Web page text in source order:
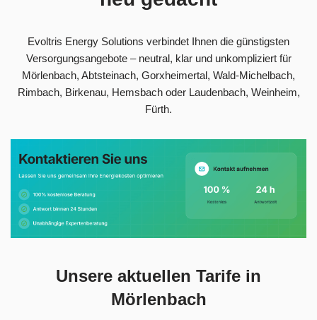
Evoltris Energy Solutions verbindet Ihnen die günstigsten
Versorgungsangebote – neutral, klar und unkompliziert für
Mörlenbach, Abtsteinach, Gorxheimertal, Wald-Michelbach,
Rimbach, Birkenau, Hemsbach oder Laudenbach, Weinheim,
Fürth.
Unsere aktuellen Tarife in
Mörlenbach